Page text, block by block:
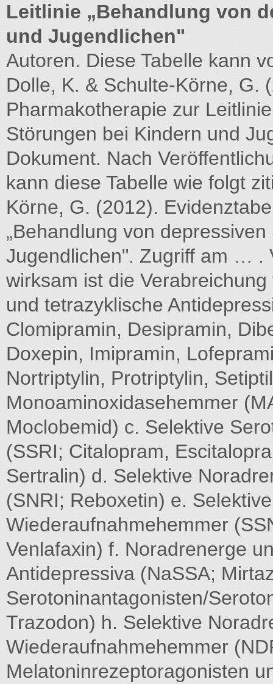
Leitlinie „Behandlung von
und Jugendlichen"
Autoren. Diese Tabelle kann
Dolle, K. & Schulte-Körne, G.
Pharmakotherapie zur
Störungen bei Kindern und
Dokument. Nach
kann diese Tabelle wie folgt
Körne, G. (2012).
„Behandlung von
Jugendlichen". Zugriff am … .
wirksam ist die
und tetrazyklische
Clomipramin, Desipramin,
Doxepin, Imipramin,
Nortriptylin, Protriptylin,
Monoaminoxidasehemmer
Moclobemid) c. Selektive
(SSRI; Citalopram,
Sertralin) d. Selektive
(SNRI; Reboxetin) e.
Wiederaufnahmehemmer
Venlafaxin) f. Noradrenerge
Antidepressiva (NaSSA;
Serotoninantagonisten/
Trazodon) h. Selektive
Wiederaufnahmehemmer
Melatoninrezeptoragonisten